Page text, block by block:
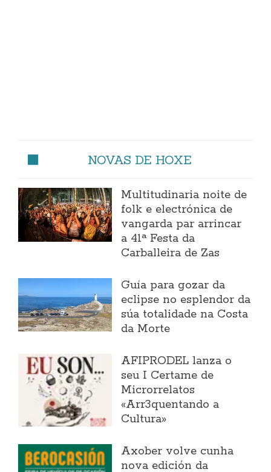
NOVAS DE HOXE
Multitudinaria noite de
folk e electrónica de
vangarda par arrincar
a 41ª Festa da
Carballeira de Zas
Guía para gozar da
eclipse no esplendor da
súa totalidade na Costa
da Morte
AFIPRODEL lanza o
seu I Certame de
Microrrelatos
«Arr3quentando a
Cultura»
Axober volve cunha
nova edición da